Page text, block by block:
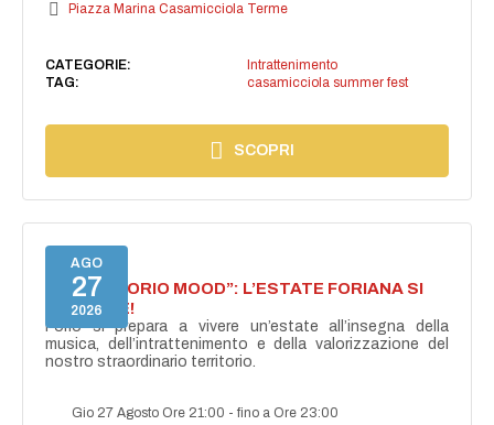
Piazza Marina Casamicciola Terme
CATEGORIE:
Intrattenimento
TAG:
casamicciola summer fest
SCOPRI
AGO
27
2026
NASCE “FORIO MOOD”: L’ESTATE FORIANA SI
ACCENDE!
Forio si prepara a vivere un’estate all’insegna della
musica, dell’intrattenimento e della valorizzazione del
nostro straordinario territorio.
Gio 27 Agosto Ore 21:00 -fino a Ore 23:00